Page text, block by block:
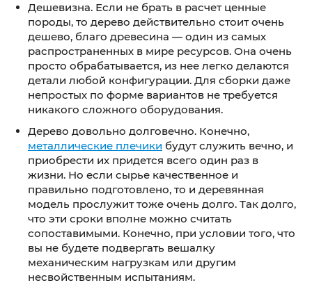
Дешевизна. Если не брать в расчет ценные
породы, то дерево действительно стоит очень
дешево, благо древесина — один из самых
распространенных в мире ресурсов. Она очень
просто обрабатывается, из нее легко делаются
детали любой конфигурации. Для сборки даже
непростых по форме вариантов не требуется
никакого сложного оборудования.
Дерево довольно долговечно. Конечно,
металлические плечики будут служить вечно, и
приобрести их придется всего один раз в
жизни. Но если сырье качественное и
правильно подготовлено, то и деревянная
модель прослужит тоже очень долго. Так долго,
что эти сроки вполне можно считать
сопоставимыми. Конечно, при условии того, что
вы не будете подвергать вешалку
механическим нагрузкам или другим
несвойственным испытаниям.